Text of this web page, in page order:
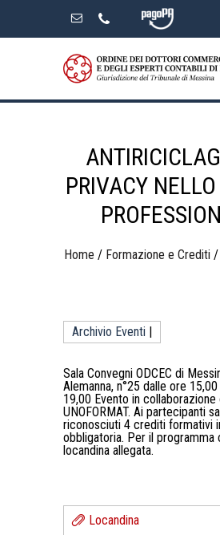
PRIVACY
Home / Formazione e Crediti /
Archivio Eventi
Sala Convegni ODCEC di
Alemanna, n°25 dalle ore
19,00 Evento in collaborazione
UNOFORMAT. Ai partecipanti
riconosciuti 4 crediti formativi
obbligatoria. Per il programma
locandina allegata.
Locandina